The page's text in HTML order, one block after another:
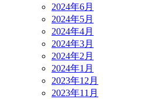
2024年6月
2024年5月
2024年4月
2024年3月
2024年2月
2024年1月
2023年12月
2023年11月